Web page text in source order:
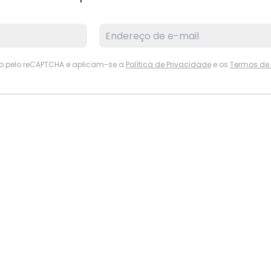
pelo reCAPTCHA e aplicam-se a Política de Privacidadee os Termos de